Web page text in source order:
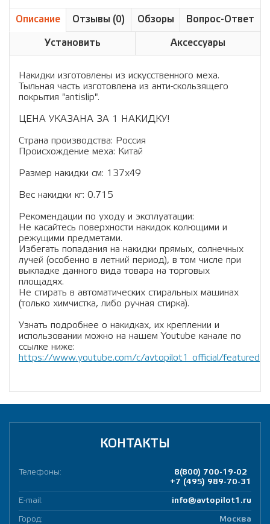
Описание Отзывы (0) Обзоры Вопрос-Ответ
Установить Аксессуары
Накидки изготовлены из искусственного меха.
Тыльная часть изготовлена из анти-скользящего
покрытия "antislip".
ЦЕНА УКАЗАНА ЗА 1 НАКИДКУ!
Страна производства: Россия
Происхождение меха: Китай
Размер накидки см: 137х49
Вес накидки кг: 0.715
Рекомендации по уходу и эксплуатации:
Не касайтесь поверхности накидок колющими и
режущими предметами.
Избегать попадания на накидки прямых, солнечных
лучей (особенно в летний период), в том числе при
выкладке данного вида товара на торговых
площадях.
Не стирать в автоматических стиральных машинах
(только химчистка, либо ручная стирка).
Узнать подробнее о накидках, их креплении и
использовании можно на нашем Youtube канале по
ссылке ниже:
https://www.youtube.com/c/avtopilot1_official/featured
КОНТАКТЫ
Телефоны:
8(800) 700-19-02
+7 (495) 989-70-31
E-mail: info@avtopilot1.ru
Город: Москва